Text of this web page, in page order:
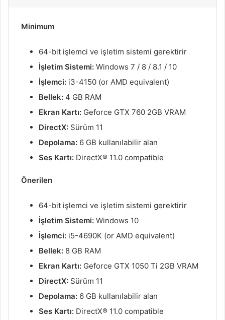
Minimum
64-bit işlemci ve işletim sistemi gerektirir
İşletim Sistemi: Windows 7 / 8 / 8.1 / 10
İşlemci: i3-4150 (or AMD equivalent)
Bellek: 4 GB RAM
Ekran Kartı: Geforce GTX 760 2GB VRAM
DirectX: Sürüm 11
Depolama: 6 GB kullanılabilir alan
Ses Kartı: DirectX® 11.0 compatible
Önerilen
64-bit işlemci ve işletim sistemi gerektirir
İşletim Sistemi: Windows 10
İşlemci: i5-4690K (or AMD equivalent)
Bellek: 8 GB RAM
Ekran Kartı: Geforce GTX 1050 Ti 2GB VRAM
DirectX: Sürüm 11
Depolama: 6 GB kullanılabilir alan
Ses Kartı: DirectX® 11.0 compatible